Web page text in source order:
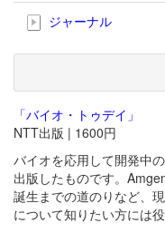
ジャーナル
「バイオ・トゥデイ」
NTT出版 | 1600円
バイオを応用して開発中
出版したものです。
誕生までの道のりなど、
について知りたい方には